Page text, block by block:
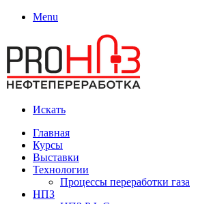
Menu
Искать
Главная
Курсы
Выставки
Технологии
Процессы переработки газа
НПЗ